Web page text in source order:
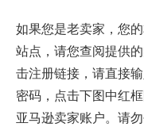
如果您是老卖家，您
站点，请您查阅提供
击注册链接，请直接
密码，点击下图中红
亚马逊卖家账户。请